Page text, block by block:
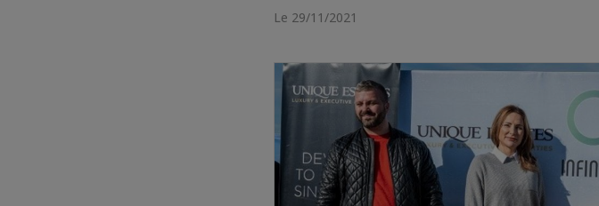
Le 29/11/2021